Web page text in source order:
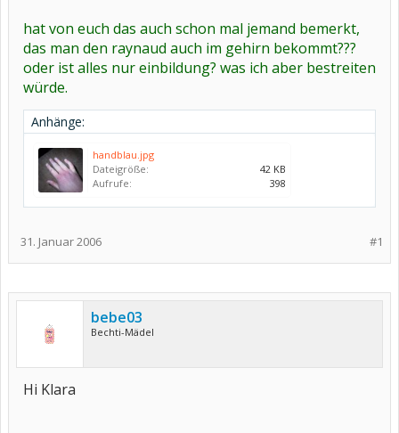
hat von euch das auch schon mal jemand bemerkt,
das man den raynaud auch im gehirn bekommt???
oder ist alles nur einbildung? was ich aber bestreiten
würde.
Anhänge:
handblau.jpg
Dateigröße:
42 KB
Aufrufe:
398
#1
31. Januar 2006
bebe03
Bechti-Mädel
Hi Klara